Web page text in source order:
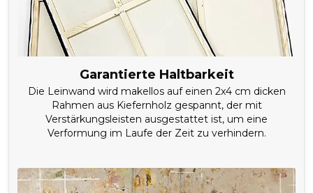
Garantierte Haltbarkeit
Die Leinwand wird makellos auf einen 2x4 cm dicken
Rahmen aus Kiefernholz gespannt, der mit
Verstärkungsleisten ausgestattet ist, um eine
Verformung im Laufe der Zeit zu verhindern.